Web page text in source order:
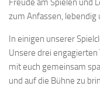
Freude am Spielen und
zum Anfassen, lebendig
In einigen unserer
Unsere drei
mit euch gemeinsam
und auf die Bühne zu